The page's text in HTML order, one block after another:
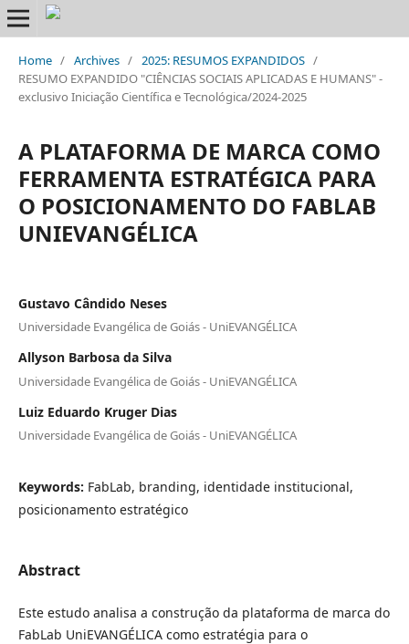
Home / Archives / 2025: RESUMOS EXPANDIDOS /
RESUMO EXPANDIDO "CIÊNCIAS SOCIAIS APLICADAS E HUMANS" -
exclusivo Iniciação Científica e Tecnológica/2024-2025
A PLATAFORMA DE MARCA COMO
FERRAMENTA ESTRATÉGICA PARA
O POSICIONAMENTO DO FABLAB
UNIEVANGÉLICA
Gustavo Cândido Neses
Universidade Evangélica de Goiás - UniEVANGÉLICA
Allyson Barbosa da Silva
Universidade Evangélica de Goiás - UniEVANGÉLICA
Luiz Eduardo Kruger Dias
Universidade Evangélica de Goiás - UniEVANGÉLICA
Keywords: FabLab, branding, identidade institucional,
posicionamento estratégico
Abstract
Este estudo analisa a construção da plataforma de marca do
FabLab UniEVANGÉLICA como estratégia para o